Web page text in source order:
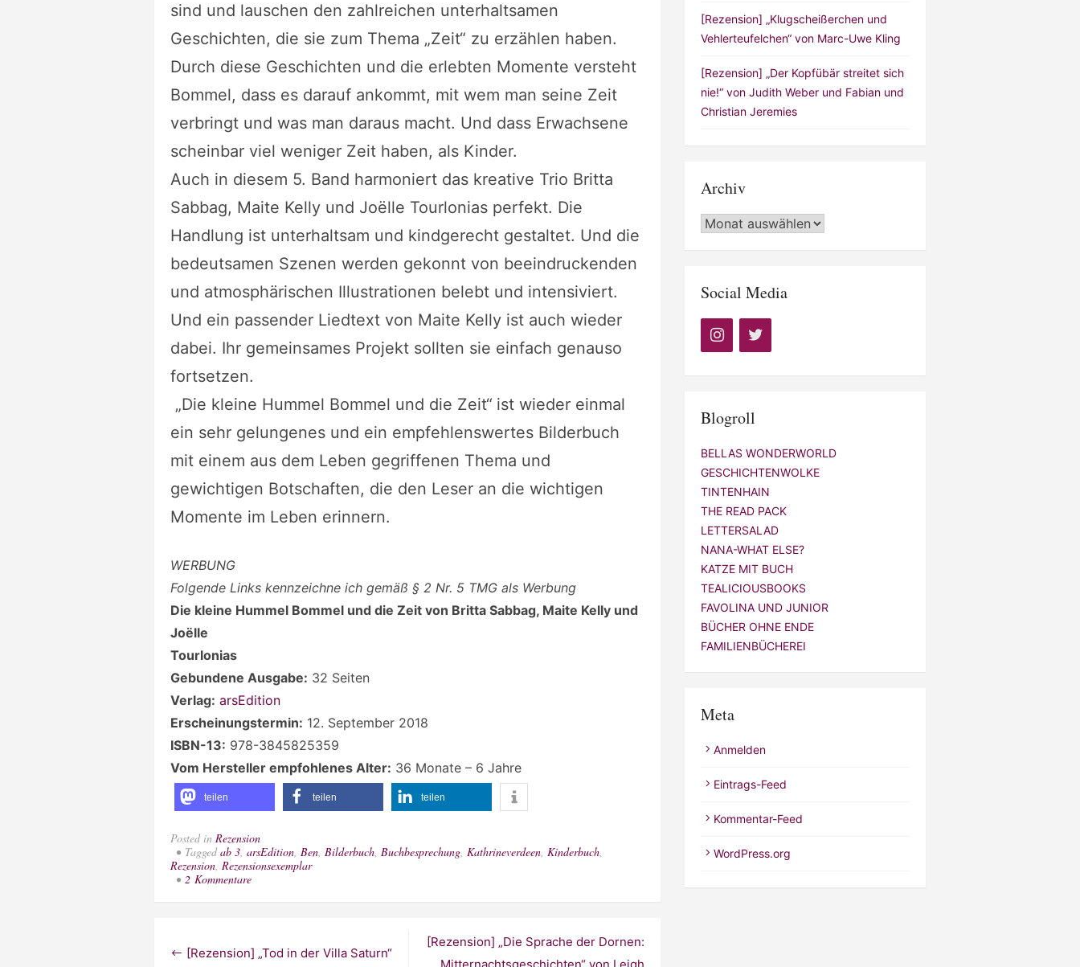
sind und lauschen den zahlreichen unterhaltsamen
Geschichten, die sie zum Thema „Zeit“ zu erzählen haben.
Durch diese Geschichten und die erlebten Momente versteht
Bommel, dass es darauf ankommt, mit wem man seine Zeit
verbringt und was man daraus macht. Und dass Erwachsene
scheinbar viel weniger Zeit haben, als Kinder.
Auch in diesem 5. Band harmoniert das kreative Trio Britta
Sabbag, Maite Kelly und Joëlle Tourlonias perfekt. Die
Handlung ist unterhaltsam und kindgerecht gestaltet. Und die
bedeutsamen Szenen werden gekonnt von beeindruckenden
und atmosphärischen Illustrationen belebt und intensiviert.
Und ein passender Liedtext von Maite Kelly ist auch wieder
dabei. Ihr gemeinsames Projekt sollten sie einfach genauso
fortsetzen.
„Die kleine Hummel Bommel und die Zeit“ ist wieder einmal
ein sehr gelungenes und ein empfehlenswertes Bilderbuch
mit einem aus dem Leben gegriffenen Thema und
gewichtigen Botschaften, die den Leser an die wichtigen
Momente im Leben erinnern.
WERBUNG
Folgende Links kennzeichne ich gemäß § 2 Nr. 5 TMG als Werbung
Die kleine Hummel Bommel und die Zeit von Britta Sabbag, Maite Kelly und
Joëlle
Tourlonias
Gebundene Ausgabe: 32 Seiten
Verlag: arsEdition
Erscheinungstermin: 12. September 2018
ISBN-13: 978-3845825359
Vom Hersteller empfohlenes Alter: 36 Monate – 6 Jahre
teilen teilen teilen
Posted in Rezension
Taggedab 3, arsEdition, Ben, Bilderbuch, Buchbesprechung, Kathrineverdeen, Kinderbuch,
Rezension, Rezensionsexemplar
2 Kommentarezu
Bommel
und
Beitragsnavigation
[Rezension] „Die Sprache der Dornen:
[Rezension] „Tod in der Villa Saturn“
[Rezension] „Klugscheißerchen und
Vehlerteufelchen“ von Marc-Uwe Kling
[Rezension] „Der Kopfübär streitet sich
nie!“ von Judith Weber und Fabian und
Christian Jeremies
Archiv
Archiv
Social Media
Blogroll
BELLAS WONDERWORLD
GESCHICHTENWOLKE
TINTENHAIN
THE READ PACK
LETTERSALAD
NANA-WHAT ELSE?
KATZE MIT BUCH
TEALICIOUSBOOKS
FAVOLINA UND JUNIOR
BÜCHER OHNE ENDE
FAMILIENBÜCHEREI
Meta
Anmelden
Eintrags-Feed
Kommentar-Feed
WordPress.org